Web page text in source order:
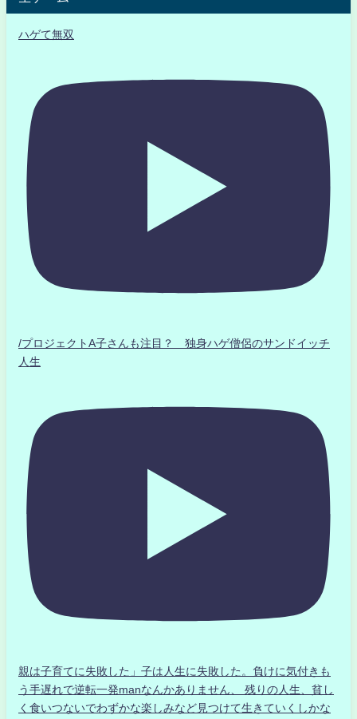
ハゲて無双
/プロジェクトA子さんも注目？ 独身ハゲ僧侶のサンドイッチ
人生
親は子育てに失敗した」子は人生に失敗した。負けに気付きも
う手遅れで逆転一発manなんかありません、 残りの人生、貧し
く食いつないでわずかな楽しみなど見つけて生きていくしかな